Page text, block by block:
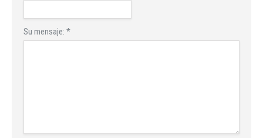
Su mensaje: *